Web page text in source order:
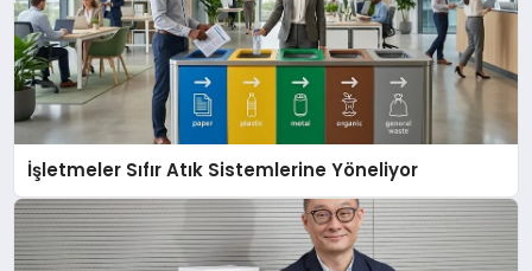
İşletmeler Sıfır Atık Sistemlerine Yöneliyor